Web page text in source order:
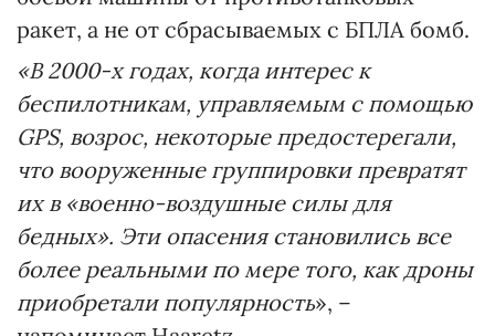
ракет, а не от сбрасываемых с БПЛА бомб.
«В 2000-х годах, когда интерес к
беспилотникам, управляемым с помощью
GPS, возрос, некоторые предостерегали,
что вооруженные группировки превратят
их в «военно-воздушные силы для
бедных». Эти опасения становились все
более реальными по мере того, как дроны
приобретали популярность», –